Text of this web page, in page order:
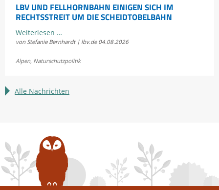
LBV UND FELLHORNBAHN EINIGEN SICH IM
RECHTSSTREIT UM DIE SCHEIDTOBELBAHN
Weiterlesen …LBV
und
einigen
im
Scheidtobelbahn
von Stefanie Bernhardt | lbv.de 04.08.2026
Alpen, Naturschutzpolitik
Alle Nachrichten